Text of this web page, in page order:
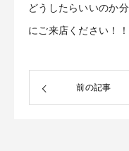
どうしたらいいのか
にご来店ください！！
前の記事